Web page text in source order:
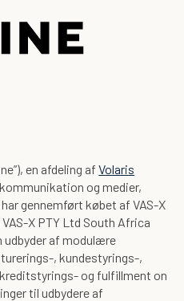
en afdeling afVolaris
og medier,
gennemført købet af VAS-X
X PTY Ltd South Africa
udbyder af modulære
, kundestyrings-,
og fulfillment on
til udbydere af